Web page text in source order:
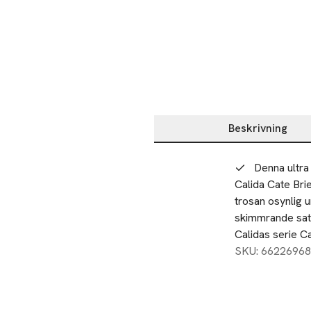
Beskrivning
Beskrivning
Denna
Calida Cate
trosan osynlig
skimmrande
Calidas serie
SKU: 66226968